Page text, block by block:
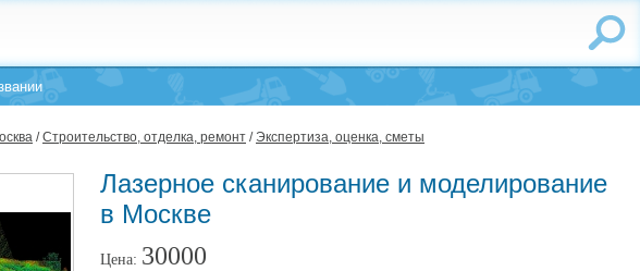
/Строительство, отделка, ремонт / Экспертиза, оценка, сметы
Лазерное сканирование и моделирование
в Москве
Цена: 30000